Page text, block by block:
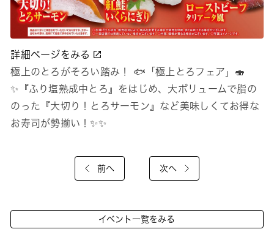
詳細ページをみる
極上のとろがそろい踏み！ 🐟「極上とろフェア」🍣
✨『ふり塩熟成中とろ』をはじめ、大ボリュームで脂の
のった『大切り！とろサーモン』など美味しくてお得な
お寿司が勢揃い！✨✨
前へ 次へ
イベント一覧をみる